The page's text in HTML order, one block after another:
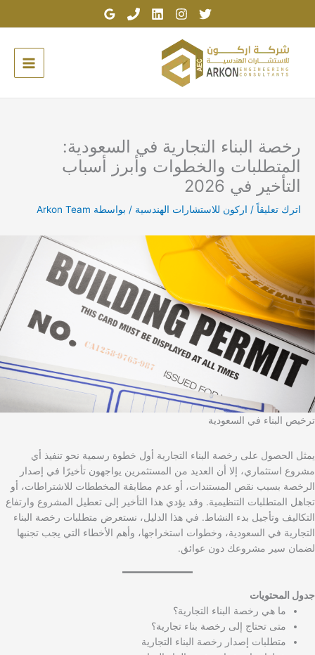
رخصة البناء التجارية في السعودية:
المتطلبات والخطوات وأبرز أسباب
التأخير في 2026
اترك تعليقاً / اركون للاستشارات الهندسية / بواسطة Arkon Team
ترخيص البناء في السعودية
يمثل الحصول على رخصة البناء التجارية أول خطوة رسمية نحو تنفيذ أي
مشروع استثماري، إلا أن العديد من المستثمرين يواجهون تأخيرًا في إصدار
الرخصة بسبب نقص المستندات، أو عدم مطابقة المخططات للاشتراطات، أو
تجاهل المتطلبات التنظيمية. وقد يؤدي هذا التأخير إلى تعطيل المشروع وارتفاع
التكاليف وتأجيل بدء النشاط. في هذا الدليل، نستعرض متطلبات رخصة البناء
التجارية في السعودية، وخطوات استخراجها، وأهم الأخطاء التي يجب تجنبها
لضمان سير مشروعك دون عوائق.
جدول المحتويات
ما هي رخصة البناء التجارية؟
متى تحتاج إلى رخصة بناء تجارية؟
متطلبات إصدار رخصة البناء التجارية